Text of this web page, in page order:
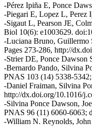
-Pérez Ipiña E, Ponce
-Piegari E, Lopez L, Perez
-Sigaut L, Pearson JE,
Biol 10(6): e1003629.
-Luciana Bruno, Guillermo
Pages 273-286, http://
-Strier DE, Ponce Dawson
-Bernardo Pando, Silvina
PNAS 103 (14) 5338-
-Daniel Fraiman, Silvina
http://dx.doi.org/10.1016/
-Silvina Ponce Dawson,
PNAS 96 (11) 6060-6063;
-William N. Reynolds,